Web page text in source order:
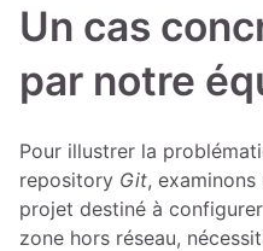
Un cas
par notre
Pour illustrer la
repository Git, examinons
projet destiné à
zone hors réseau,